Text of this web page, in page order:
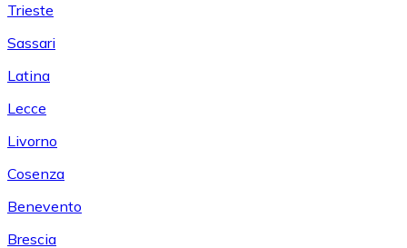
Trieste
Sassari
Latina
Lecce
Livorno
Cosenza
Benevento
Brescia